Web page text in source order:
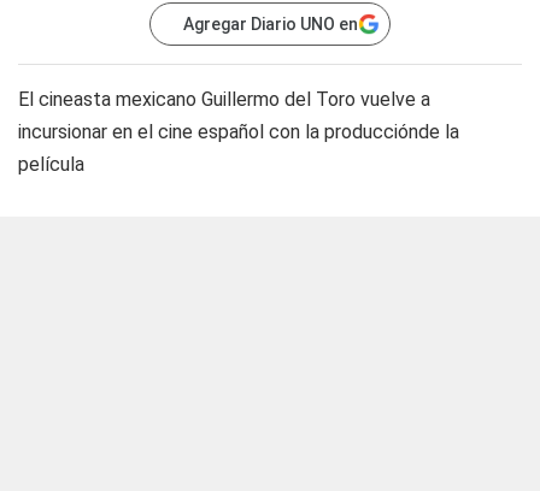
Agregar Diario UNO en
El cineasta mexicano Guillermo del Toro vuelve a
incursionar en el cine español con la producciónde la
película